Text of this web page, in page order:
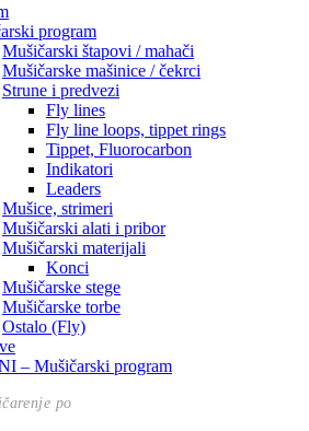
program
Mušičarski štapovi / mahači
Mušičarske mašinice / čekrci
Strune i predvezi
Fly lines
Fly line loops, tippet rings
Tippet, Fluorocarbon
Indikatori
Leaders
Mušice, strimeri
Mušičarski alati i pribor
Mušičarski materijali
Konci
Mušičarske stege
Mušičarske torbe
Ostalo (Fly)
– Mušičarski program
po